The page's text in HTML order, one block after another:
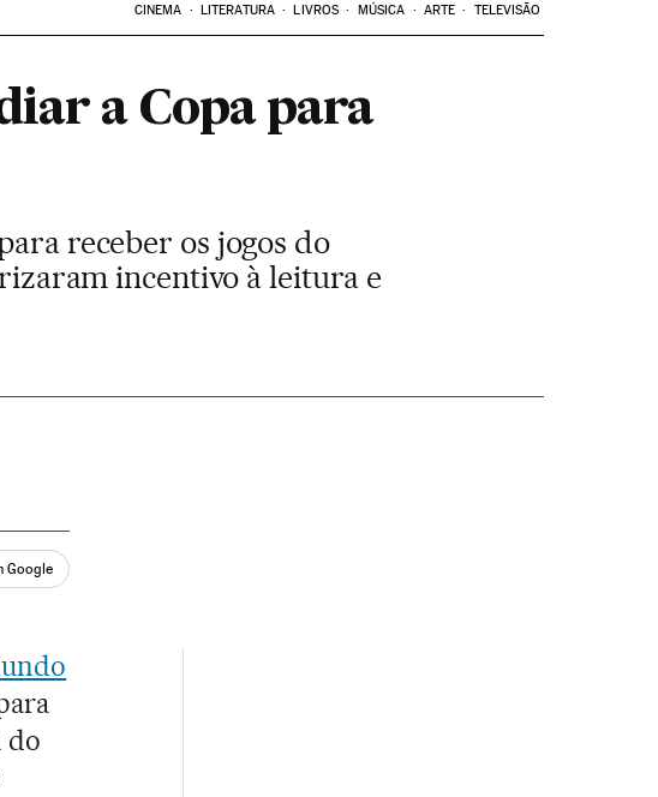
CINEMA LITERATURA LIVROS MÚSICA ARTE TELEVISÃO
a Copa para
receber os jogos do
incentivo à leitura e
Google
do